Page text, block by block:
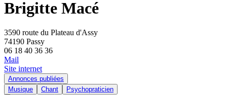
Brigitte Macé
3590 route du Plateau d'Assy
74190 Passy
06 18 40 36 36
Mail
Site internet
Annonces publiées
Musique
Chant Psychopraticien